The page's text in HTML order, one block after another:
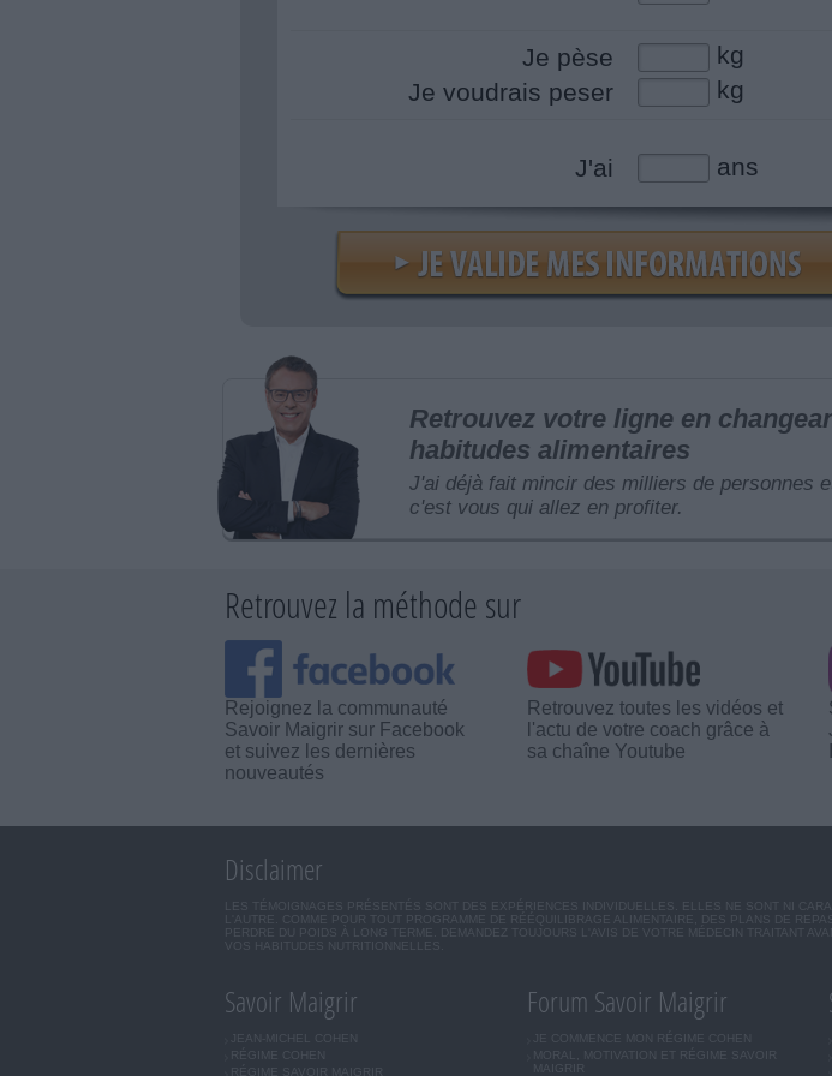
Je pèse
kg
Je voudrais peser
kg
J'ai ans
Retrouvez votre ligne en
habitudes alimentaires
J'ai déjà fait mincir des milliers de personnes
c'est vous qui allez en profiter.
Retrouvez la méthode sur
Rejoignez la communauté
Savoir Maigrir sur Facebook
et suivez les dernières
nouveautés
Retrouvez toutes les vidéos et
l'actu de votre coach grâce à
sa chaîne Youtube
Disclaimer
LES TÉMOIGNAGES PRÉSENTÉS SONT DES EXPÉRIENCES INDIVIDUELLES. ELLES NE SONT NI
L'AUTRE. COMME POUR TOUT PROGRAMME DE RÉÉQUILIBRAGE ALIMENTAIRE, DES PLANS DE
PERDRE DU POIDS À LONG TERME. DEMANDEZ TOUJOURS L'AVIS DE VOTRE MÉDECIN TRAITANT
VOS HABITUDES NUTRITIONNELLES.
Savoir Maigrir
JEAN-MICHEL COHEN
RÉGIME COHEN
RÉGIME SAVOIR MAIGRIR
Forum Savoir Maigrir
JE COMMENCE MON RÉGIME COHEN
MORAL, MOTIVATION ET RÉGIME SAVOIR
MAIGRIR